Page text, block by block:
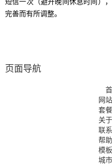
短信一次（避开晚间休息时间）
完善而有所调整。
页面导航
网
套
关
联
帮
模
城